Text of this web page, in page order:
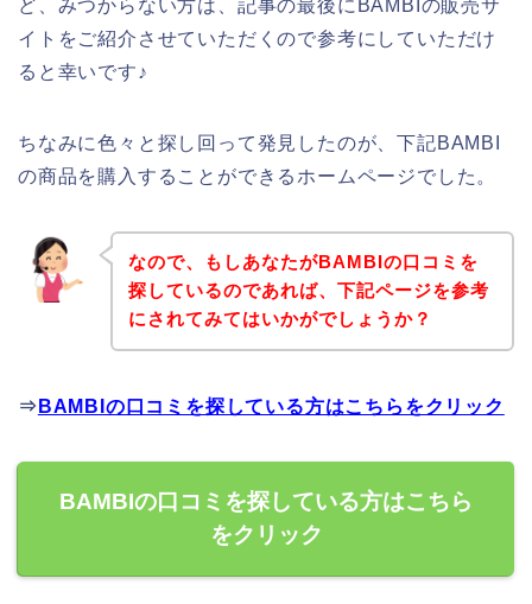
ど、みつからない方は、記事の最後にBAMBIの販売サ
イトをご紹介させていただくので参考にしていただけ
ると幸いです♪
ちなみに色々と探し回って発見したのが、下記BAMBI
の商品を購入することができるホームページでした。
なので、もしあなたがBAMBIの口コミを
探しているのであれば、下記ページを参考
にされてみてはいかがでしょうか？
⇒ BAMBIの口コミを探している方はこちらをクリック
BAMBIの口コミを探している方はこちら
をクリック